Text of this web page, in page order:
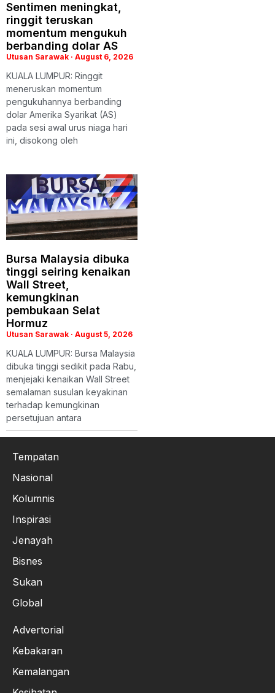
Sentimen meningkat,
ringgit teruskan
momentum mengukuh
berbanding dolar AS
Utusan Sarawak August 6, 2026
KUALA LUMPUR: Ringgit
meneruskan momentum
pengukuhannya berbanding
dolar Amerika Syarikat (AS)
pada sesi awal urus niaga hari
ini, disokong oleh
Bursa Malaysia dibuka
tinggi seiring kenaikan
Wall Street,
kemungkinan
pembukaan Selat
Hormuz
Utusan Sarawak August 5, 2026
KUALA LUMPUR: Bursa Malaysia
dibuka tinggi sedikit pada Rabu,
menjejaki kenaikan Wall Street
semalaman susulan keyakinan
terhadap kemungkinan
persetujuan antara
Tempatan
Nasional
Kolumnis
Inspirasi
Jenayah
Bisnes
Sukan
Global
Advertorial
Kebakaran
Kemalangan